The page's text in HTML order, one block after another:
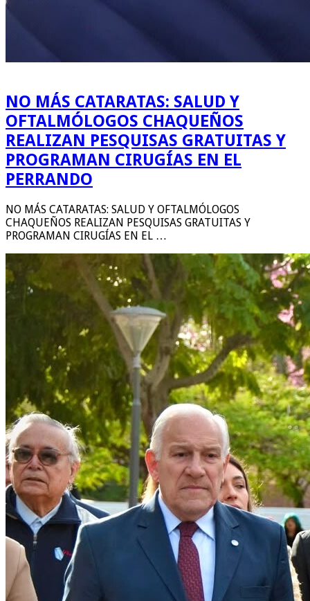
NO MÁS CATARATAS: SALUD Y
OFTALMÓLOGOS CHAQUEÑOS
REALIZAN PESQUISAS GRATUITAS Y
PROGRAMAN CIRUGÍAS EN EL
PERRANDO
NO MÁS CATARATAS: SALUD Y OFTALMÓLOGOS
CHAQUEÑOS REALIZAN PESQUISAS GRATUITAS Y
PROGRAMAN CIRUGÍAS EN EL …